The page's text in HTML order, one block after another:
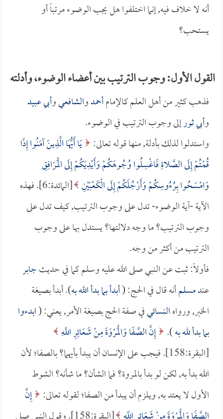
أنه لا خلاف فيه, إنما اختلفوا هل يجب الوضوء مرتباً أو
يستحب؟
القول الأول: وجوب الترتيب بين أعضاء الوضوء، وأدلته
فذهب كثير من أهل العلم كالإمامأحمدوالشافعيوأبي عبيد
وأبي ثورإلى وجوب الترتيب في الوضوء.
واستدلوا لذلك بأدلة, منها قوله تعالى: يَا أَيُّهَا الَّذِينَ آمَنُوا إِذَا
قُمْتُمْ إِلَى الصَّلاةِ فَاغْسِلُوا وُجُوهَكُمْ وَأَيْدِيَكُمْ إِلَى الْمَرَافِقِ
وَامْسَحُوا بِرُءُوسِكُمْ وَأَرْجُلَكُمْ إِلَى الْكَعْبَيْنِ
[المائدة:6]. فهذه
الآية -آية الوضوء- تدل على وجوب الترتيب, كيف تدل على
وجوب الترتيب؟ ما وجه دلالتها؟ يستدل بها على وجوب
الترتيب من أكثر من وجه.
فأولاً: ثبت عن النبي صلى الله عليه وسلم كما في حديثجابر
عندمسلمأنه قال في الحج: (أبدأ بما بدأ الله به). أبدأ بصيغة
الخبر, ورواهالنسائيفي صفة الحج بصيغة الأمر, يعني: (ابدءوا
بما بدأ لله به). إِنَّ الصَّفَا وَالْمَرْوَةَ مِنْ شَعَائِرِ اللَّهِ
[البقرة:158]. فيجب على الإنسان أن يبدأ بأيهما؟ بالصفا؛ لأن
الله بدأ به, لكن لو بدأ بالمروة؟ فما الشأن؟ ما شأنه؟ الشوط
الأول لا يعتد به, ويلزم أن يبدأ من الصفا؛ لقوله تعالى: إِنَّ